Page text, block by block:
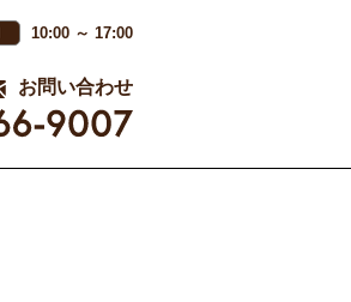
10:00 ～ 17:00
お問い合わせ